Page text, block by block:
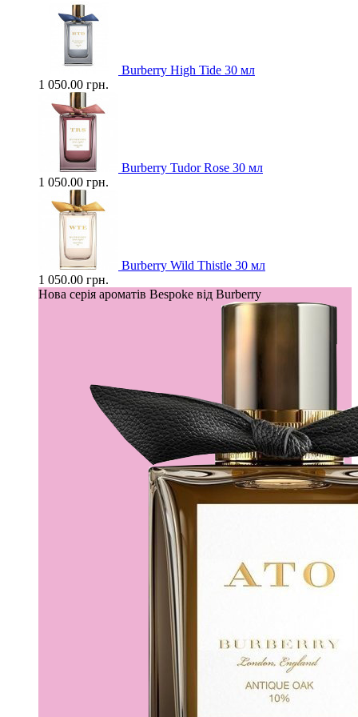
Burberry High Tide 30 мл
1 050.00 грн.
Burberry Tudor Rose 30 мл
1 050.00 грн.
Burberry Wild Thistle 30 мл
1 050.00 грн.
Нова серія ароматів Bespoke від Burberry